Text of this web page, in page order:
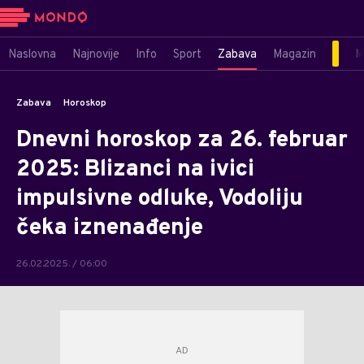
Naslovna Najnovije Info Sport Zabava Magazin
Zabava Horoskop
Dnevni horoskop za 26. februar
2025: Blizanci na ivici
impulsivne odluke, Vodoliju
čeka iznenađenje
26.02.2025. / 06:00